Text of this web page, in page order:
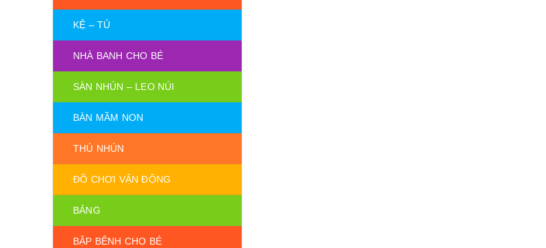
KỆ – TỦ
NHÀ BANH CHO BÉ
SÀN NHÚN – LEO NÚI
BÀN MẦM NON
THÚ NHÚN
ĐỒ CHƠI VẬN ĐỘNG
BẢNG
BẬP BÊNH CHO BÉ